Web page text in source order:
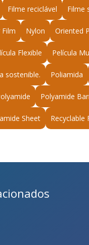
Filme reciclável Filme
Nylon Oriented
Flexible Película
sostenible. Poliamida
Polyamide
Sheet Recyclable